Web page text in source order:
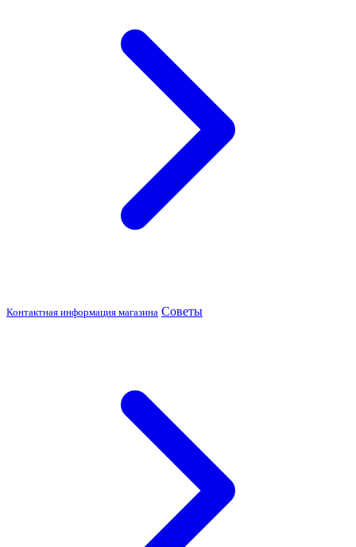
Контактная информация магазина Советы